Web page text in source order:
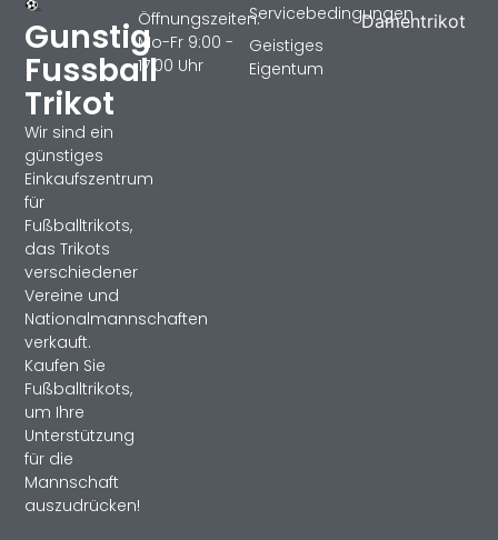
Gunstig
Fussball
Trikot
Wir sind ein
günstiges
Einkaufszentrum
für
Fußballtrikots,
das Trikots
verschiedener
Vereine und
Nationalmannschaften
verkauft.
Kaufen Sie
Fußballtrikots,
um Ihre
Unterstützung
für die
Mannschaft
auszudrücken!
Damentrikot
Servicebedingungen
Geistiges
Eigentum
Öffnungszeiten:
Mo-Fr 9:00 -
17:00 Uhr